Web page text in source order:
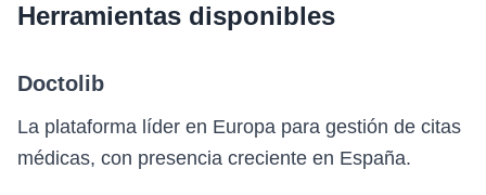
Herramientas disponibles
Doctolib
La plataforma líder en Europa para gestión de citas
médicas, con presencia creciente en España.